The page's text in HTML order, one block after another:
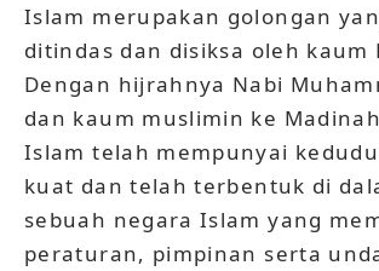
Islam merupakan golongan
ditindas dan disiksa oleh kaum
Dengan hijrahnya Nabi
dan kaum muslimin ke
Islam telah mempunyai
kuat dan telah terbentuk di
sebuah negara Islam yang
peraturan, pimpinan serta